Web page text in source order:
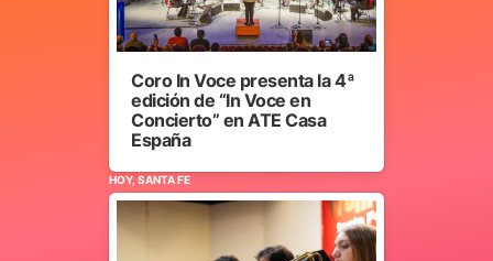
Coro In Voce presenta la 4ª
edición de “In Voce en
Concierto” en ATE Casa
España
HOY, SANTA FE